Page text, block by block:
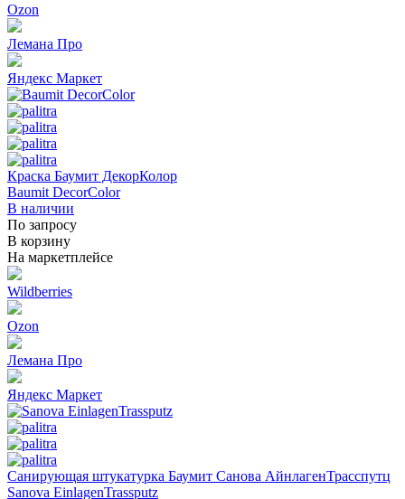
Ozon
Лемана Про
Яндекс Маркет
Краска Баумит ДекорКолор
Baumit DecorColor
В наличии
По запросу
В корзину
На маркетплейсе
Wildberries
Ozon
Лемана Про
Яндекс Маркет
Санирующая штукатурка Баумит Санова АйнлагенТрасспутц
Sanova EinlagenTrassputz